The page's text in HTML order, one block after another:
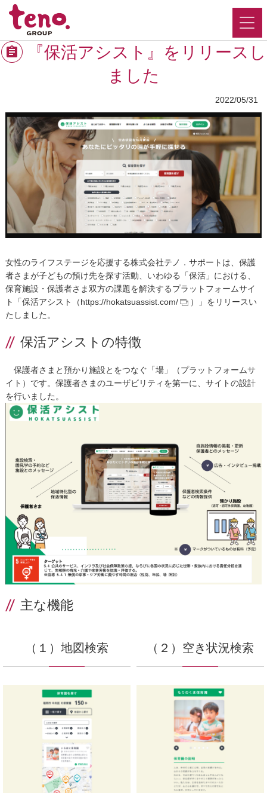
『保活アシスト』をリリースし
ました
2022/05/31
女性のライフステージを応援する株式会社テノ．サポートは、保護
者さまが子どもの預け先を探す活動、いわゆる「保活」における、
保育施設・保護者さま双方の課題を解決するプラットフォームサイ
ト「保活アシスト（https://hokatsuassist.com/
）」をリリースい
たしました。
保活アシストの特徴
保護者さまと預かり施設とをつなぐ「場」（プラットフォームサ
イト）です。保護者さまのユーザビリティを第一に、サイトの設計
を行いました。
主な機能
（１）地図検索 （２）空き状況検索